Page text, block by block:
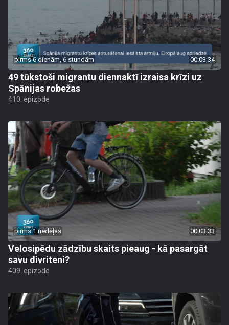
pirms 6 dienām, 6 stundām 00:03:34
49 tūkstoši migrantu diennaktī izraisa krīzi uz
Spānijas robežas
410. epizode
pirms 1 nedēļas 00:03:33
Velosipēdu zādzību skaits pieaug - kā pasargāt
savu divriteni?
409. epizode